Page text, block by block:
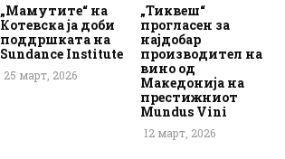
„Мамутите“ на
Котевска ја доби
поддршката на
Sundance Institute
25 март, 2026
„Тиквеш“
прогласен за
најдобар
производител на
вино од
Македонија на
престижниот
Mundus Vini
12 март, 2026